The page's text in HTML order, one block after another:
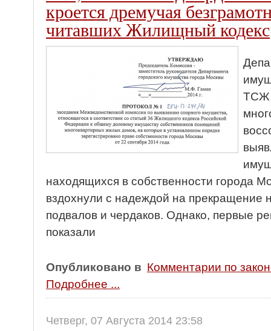
кроется дремучая
читавших Жилищный кодекс
ТСЖ
находящихся в собственности города
вздохнули с надеждой на прекращение
подвалов и чердаков. Однако, первые
показали
Опубликовано в Комментарии по
Подробнее ...
Четверг, 07 Августа 2014 23:58